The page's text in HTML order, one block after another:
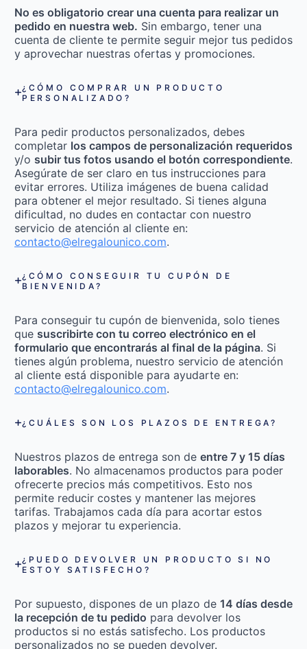
No es obligatorio crear una cuenta para realizar un
pedido en nuestra web. Sin embargo, tener una
cuenta de cliente te permite seguir mejor tus pedidos
y aprovechar nuestras ofertas y promociones.
¿CÓMO COMPRAR UN PRODUCTO
PERSONALIZADO?
Para pedir productos personalizados, debes
completar los campos de personalización requeridos
y/o subir tus fotos usando el botón correspondiente.
Asegúrate de ser claro en tus instrucciones para
evitar errores. Utiliza imágenes de buena calidad
para obtener el mejor resultado. Si tienes alguna
dificultad, no dudes en contactar con nuestro
servicio de atención al cliente en:
contacto@elregalounico.com.
¿CÓMO CONSEGUIR TU CUPÓN DE
BIENVENIDA?
Para conseguir tu cupón de bienvenida, solo tienes
que suscribirte con tu correo electrónico en el
formulario que encontrarás al final de la página. Si
tienes algún problema, nuestro servicio de atención
al cliente está disponible para ayudarte en:
contacto@elregalounico.com.
¿CUÁLES SON LOS PLAZOS DE ENTREGA?
Nuestros plazos de entrega son de entre 7 y 15 días
laborables. No almacenamos productos para poder
ofrecerte precios más competitivos. Esto nos
permite reducir costes y mantener las mejores
tarifas. Trabajamos cada día para acortar estos
plazos y mejorar tu experiencia.
¿PUEDO DEVOLVER UN PRODUCTO SI NO
ESTOY SATISFECHO?
Por supuesto, dispones de un plazo de 14 días desde
la recepción de tu pedido para devolver los
productos si no estás satisfecho. Los productos
personalizados no se pueden devolver.